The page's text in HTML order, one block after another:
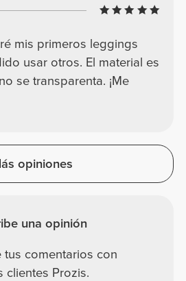
mis primeros leggings
usar otros. El material es
se transparenta. ¡Me
opiniones
una opinión
tus comentarios con
clientes Prozis.